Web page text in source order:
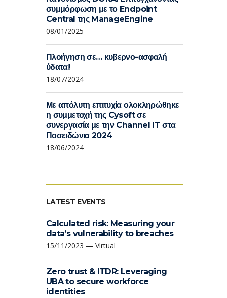
συμμόρφωση με το Endpoint
Central της ManageEngine
08/01/2025
Πλοήγηση σε… κυβερνο-ασφαλή
ύδατα!
18/07/2024
Με απόλυτη επιτυχία ολοκληρώθηκε
η συμμετοχή της Cysoft σε
συνεργασία με την Channel IT στα
Ποσειδώνια 2024
18/06/2024
LATEST EVENTS
Calculated risk: Measuring your
data’s vulnerability to breaches
15/11/2023 — Virtual
Zero trust & ITDR: Leveraging
UBA to secure workforce
identities